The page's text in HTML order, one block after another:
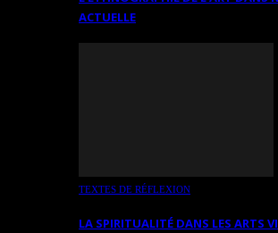
ACTUELLE
TEXTES DE RÉFLEXION
LA SPIRITUALITÉ DANS LES ARTS